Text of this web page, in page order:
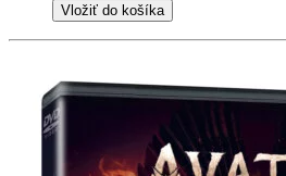
Vložiť do košíka